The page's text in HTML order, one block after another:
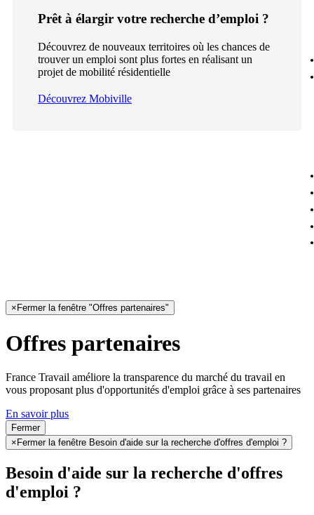
Prêt à élargir votre recherche d’emploi ?
Découvrez de nouveaux territoires où les chances de
trouver un emploi sont plus fortes en réalisant un
projet de mobilité résidentielle
Découvrez Mobiville
× Fermer la fenêtre "Offres partenaires"
Offres partenaires
France Travail améliore la transparence du marché du travail en
vous proposant plus d'opportunités d'emploi grâce à ses partenaires
En savoir plus
Fermer
× Fermer la fenêtre Besoin d'aide sur la recherche d'offres d'emploi ?
Besoin d'aide sur la recherche d'offres
d'emploi ?